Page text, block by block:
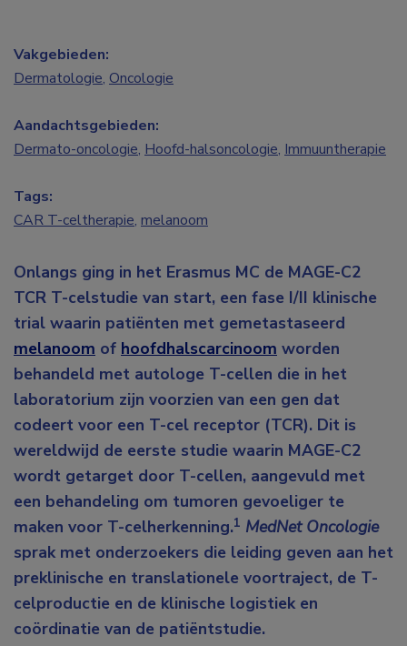
Onlangs ging in het Erasmus MC de MAGE-C2
TCR T-celstudie van start, een fase I/II klinische
trial waarin patiënten met gemetastaseerd
melanoom of hoofdhalscarcinoom worden
behandeld met autologe T-cellen die in het
laboratorium zijn voorzien van een gen dat
codeert voor een T-cel receptor (TCR). Dit is
wereldwijd de eerste studie waarin MAGE-C2
wordt getarget door T-cellen, aangevuld met
een behandeling om tumoren gevoeliger te
maken voor T-celherkenning.1 MedNet Oncologie
sprak met onderzoekers die leiding geven aan het
preklinische en translationele voortraject, de T-
celproductie en de klinische logistiek en
coördinatie van de patiëntstudie.
Vakgebieden:
Dermatologie, Oncologie
Aandachtsgebieden:
Dermato-oncologie, Hoofd-halsoncologie, Immuuntherapie
Tags:
CAR T-celtherapie, melanoom